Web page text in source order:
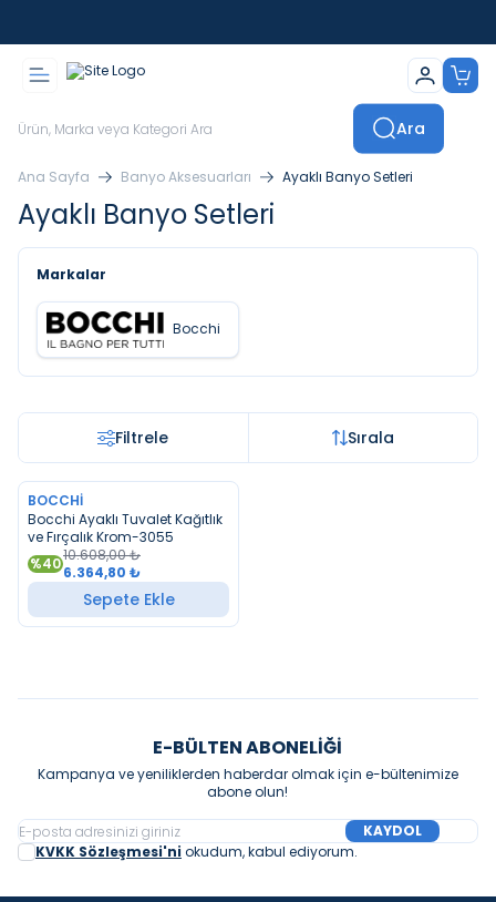
Ara
Ana Sayfa Banyo Aksesuarları Ayaklı Banyo Setleri
Ayaklı Banyo Setleri
Markalar
Bocchi
Filtrele Sırala
YENI
BOCCHI
Bocchi Ayaklı Tuvalet Kağıtlık
ve Fırçalık Krom-3055
%4010.608,00₺
6.364,80 ₺
Sepete Ekle
E-BÜLTEN ABONELIĞI
Kampanya ve yeniliklerden haberdar olmak için e-bültenimize
abone olun!
KAYDOL
KVKK Sözleşmesi'ni okudum, kabul ediyorum.